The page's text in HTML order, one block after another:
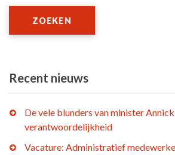
ZOEKEN
Recent nieuws
De vele blunders van minister
verantwoordelijkheid
Vacature: Administratief